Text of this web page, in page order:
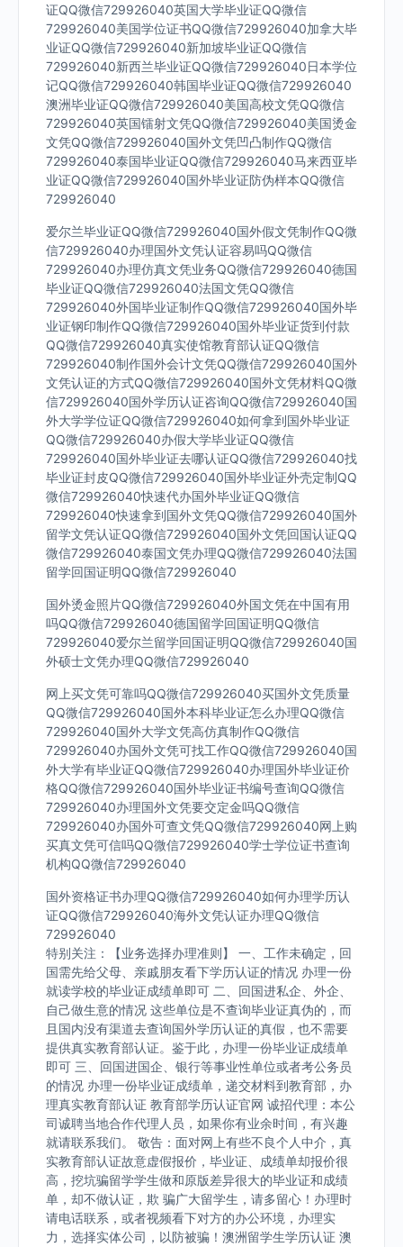
证QQ微信729926040英国大学毕业证QQ微信
729926040美国学位证书QQ微信729926040加拿大毕
业证QQ微信729926040新加坡毕业证QQ微信
729926040新西兰毕业证QQ微信729926040日本学位
记QQ微信729926040韩国毕业证QQ微信729926040
澳洲毕业证QQ微信729926040美国高校文凭QQ微信
729926040英国镭射文凭QQ微信729926040美国烫金
文凭QQ微信729926040国外文凭凹凸制作QQ微信
729926040泰国毕业证QQ微信729926040马来西亚毕
业证QQ微信729926040国外毕业证防伪样本QQ微信
729926040
爱尔兰毕业证QQ微信729926040国外假文凭制作QQ微
信729926040办理国外文凭认证容易吗QQ微信
729926040办理仿真文凭业务QQ微信729926040德国
毕业证QQ微信729926040法国文凭QQ微信
729926040外国毕业证制作QQ微信729926040国外毕
业证钢印制作QQ微信729926040国外毕业证货到付款
QQ微信729926040真实使馆教育部认证QQ微信
729926040制作国外会计文凭QQ微信729926040国外
文凭认证的方式QQ微信729926040国外文凭材料QQ微
信729926040国外学历认证咨询QQ微信729926040国
外大学学位证QQ微信729926040如何拿到国外毕业证
QQ微信729926040办假大学毕业证QQ微信
729926040国外毕业证去哪认证QQ微信729926040找
毕业证封皮QQ微信729926040国外毕业证外壳定制QQ
微信729926040快速代办国外毕业证QQ微信
729926040快速拿到国外文凭QQ微信729926040国外
留学文凭认证QQ微信729926040国外文凭回国认证QQ
微信729926040泰国文凭办理QQ微信729926040法国
留学回国证明QQ微信729926040
国外烫金照片QQ微信729926040外国文凭在中国有用
吗QQ微信729926040德国留学回国证明QQ微信
729926040爱尔兰留学回国证明QQ微信729926040国
外硕士文凭办理QQ微信729926040
网上买文凭可靠吗QQ微信729926040买国外文凭质量
QQ微信729926040国外本科毕业证怎么办理QQ微信
729926040国外大学文凭高仿真制作QQ微信
729926040办国外文凭可找工作QQ微信729926040国
外大学有毕业证QQ微信729926040办理国外毕业证价
格QQ微信729926040国外毕业证书编号查询QQ微信
729926040办理国外文凭要交定金吗QQ微信
729926040办国外可查文凭QQ微信729926040网上购
买真文凭可信吗QQ微信729926040学士学位证书查询
机构QQ微信729926040
国外资格证书办理QQ微信729926040如何办理学历认
证QQ微信729926040海外文凭认证办理QQ微信
729926040
特别关注：【业务选择办理准则】 一、工作未确定，回
国需先给父母、亲戚朋友看下学历认证的情况 办理一份
就读学校的毕业证成绩单即可 二、回国进私企、外企、
自己做生意的情况 这些单位是不查询毕业证真伪的，而
且国内没有渠道去查询国外学历认证的真假，也不需要
提供真实教育部认证。鉴于此，办理一份毕业证成绩单
即可 三、回国进国企、银行等事业性单位或者考公务员
的情况 办理一份毕业证成绩单，递交材料到教育部，办
理真实教育部认证 教育部学历认证官网 诚招代理：本公
司诚聘当地合作代理人员，如果你有业余时间，有兴趣
就请联系我们。 敬告：面对网上有些不良个人中介，真
实教育部认证故意虚假报价，毕业证、成绩单却报价很
高，挖坑骗留学学生做和原版差异很大的毕业证和成绩
单，却不做认证，欺 骗广大留学生，请多留心！办理时
请电话联系，或者视频看下对方的办公环境，办理实
力，选择实体公司，以防被骗！澳洲留学生学历认证 澳